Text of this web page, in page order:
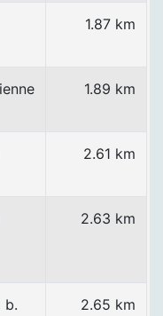
1.87 km
1.89 km
2.61 km
2.63 km
b.
2.65 km